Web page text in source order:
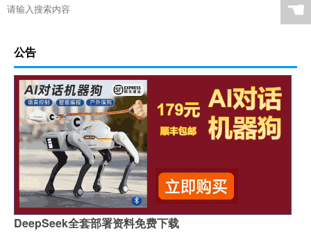
☚
公告
DeepSeek全套部署资料免费下载